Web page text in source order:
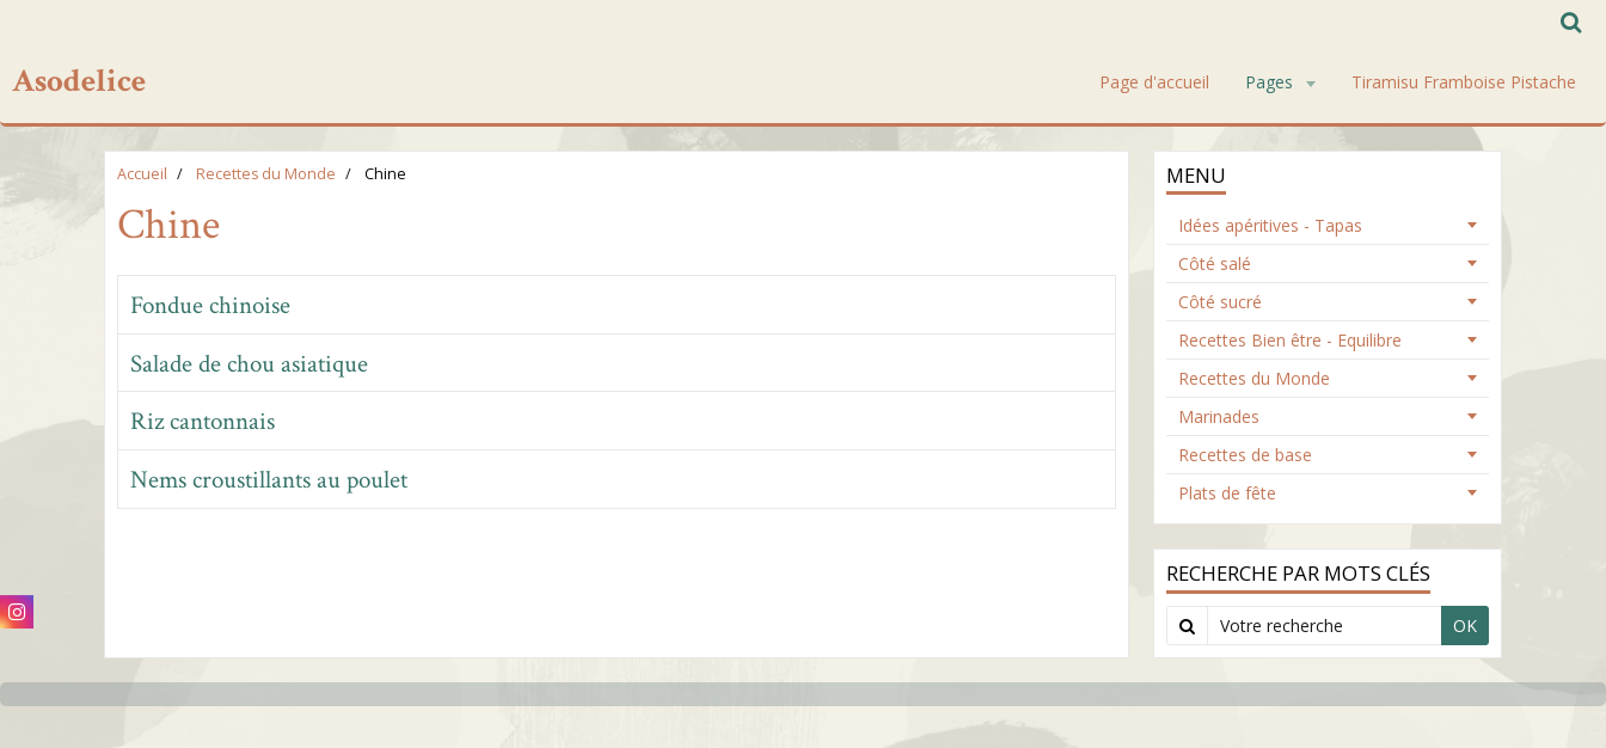
Asodelice Page d'accueil Pages Tiramisu Framboise Pistache
Accueil Recettes du Monde Chine
Chine
Fondue chinoise
Salade de chou asiatique
Riz cantonnais
Nems croustillants au poulet
MENU
Idées apéritives - Tapas
Côté salé
Côté sucré
Recettes Bien être - Equilibre
Recettes du Monde
Marinades
Recettes de base
Plats de fête
RECHERCHE PAR MOTS CLÉS
OK